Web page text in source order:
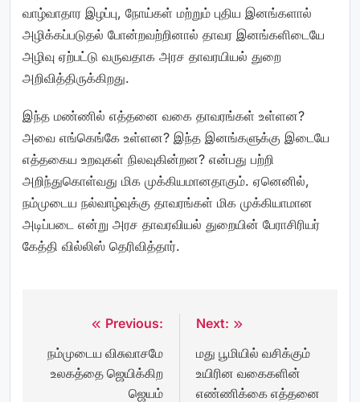
வாழ்வாதார இழப்பு, நோய்கள் மற்றும் புதிய இனங்களால்
அழிக்கப்படுதல் போன்றவற்றினால் தாவர இனங்களிடையே
அழிவு ஏற்பட்டு வருவதாக அரச தாவரயியல் துறை
அறிவித்திருக்கிறது.
இந்த மண்ணில் எத்தனை வகை தாவரங்கள் உள்ளன?
அவை எங்கெங்கே உள்ளன? இந்த இனங்களுக்கு இடையே
எத்தகைய உறவுகள் நிலவுகின்றன? என்பது பற்றி
அறிந்துகொள்வது மிக முக்கியமானதாகும். ஏனெனில்,
நம்முடைய நல்வாழ்வுக்கு தாவரங்கள் மிக முக்கியாமான
அடிப்படை என்று அரச தாவரவியல் துறையின் பேராசிரியர்
கேத்தி வில்லிஸ் தெரிவித்தார்.
navigation
Previous:
நம்முடைய விசுவாசமே
உலகத்தை ஜெயிக்கிற
ஜெயம்
Next:
மது பூமியில் வசிக்கும்
உயிரின வகைகளின்
எண்ணிக்கை எத்தனை